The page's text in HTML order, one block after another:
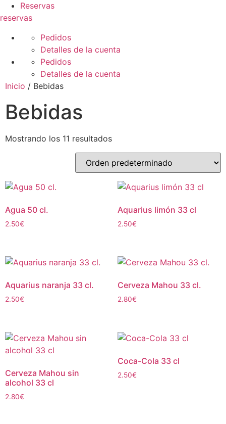
Reservas
reservas
Pedidos
Detalles de la cuenta
Pedidos
Detalles de la cuenta
Inicio / Bebidas
Bebidas
Mostrando los 11 resultados
Agua 50 cl.
2.50€
Aquarius limón 33 cl
2.50€
Aquarius naranja 33 cl.
2.50€
Cerveza Mahou 33 cl.
2.80€
Cerveza Mahou sin
alcohol 33 cl
2.80€
Coca-Cola 33 cl
2.50€